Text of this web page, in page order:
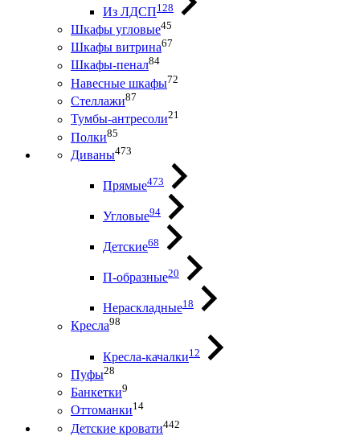
Из ЛДСП128
Шкафы угловые45
Шкафы витрина67
Шкафы-пенал84
Навесные шкафы72
Стеллажи87
Тумбы-антресоли21
Полки85
Диваны473
Прямые473
Угловые94
Детские68
П-образные20
Нераскладные18
Кресла98
Кресла-качалки12
Пуфы28
Банкетки9
Оттоманки14
Детские кровати442